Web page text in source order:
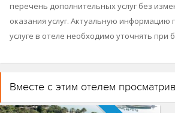
перечень дополнительных услуг без
оказания услуг. Актуальную информацию
услуге в отеле необходимо уточнять при
Вместе с этим отелем